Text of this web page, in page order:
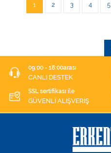
1 2 3 4 5
09:00 - 18:00arası
CANLI DESTEK
SSL sertifikası ile
GÜVENLİ ALIŞVERİŞ